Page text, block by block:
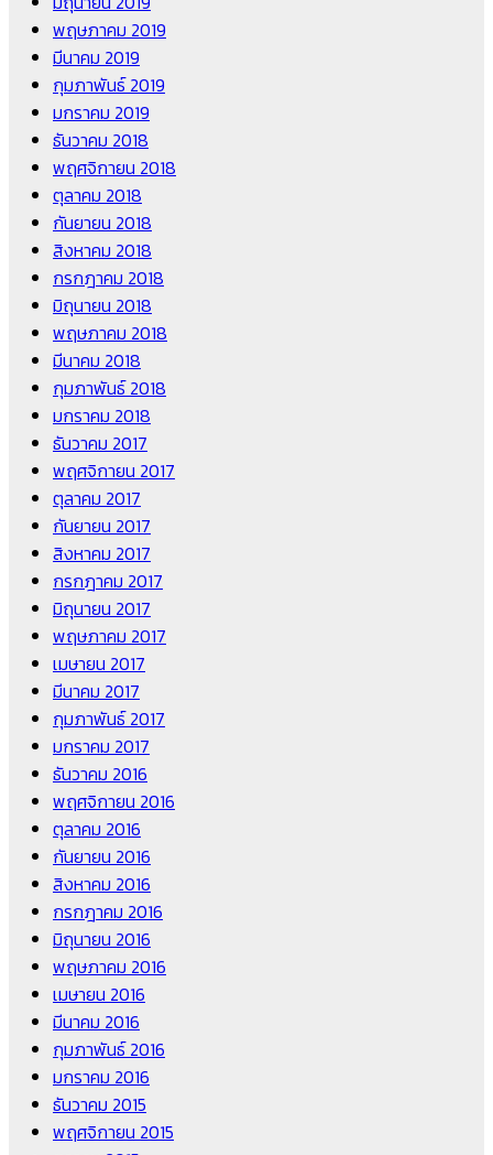
พฤษภาคม 2019
มีนาคม 2019
กุมภาพันธ์ 2019
มกราคม 2019
ธันวาคม 2018
พฤศจิกายน 2018
ตุลาคม 2018
กันยายน 2018
สิงหาคม 2018
กรกฎาคม 2018
มิถุนายน 2018
พฤษภาคม 2018
มีนาคม 2018
กุมภาพันธ์ 2018
มกราคม 2018
ธันวาคม 2017
พฤศจิกายน 2017
ตุลาคม 2017
กันยายน 2017
สิงหาคม 2017
กรกฎาคม 2017
มิถุนายน 2017
พฤษภาคม 2017
เมษายน 2017
มีนาคม 2017
กุมภาพันธ์ 2017
มกราคม 2017
ธันวาคม 2016
พฤศจิกายน 2016
ตุลาคม 2016
กันยายน 2016
สิงหาคม 2016
กรกฎาคม 2016
มิถุนายน 2016
พฤษภาคม 2016
เมษายน 2016
มีนาคม 2016
กุมภาพันธ์ 2016
มกราคม 2016
ธันวาคม 2015
พฤศจิกายน 2015